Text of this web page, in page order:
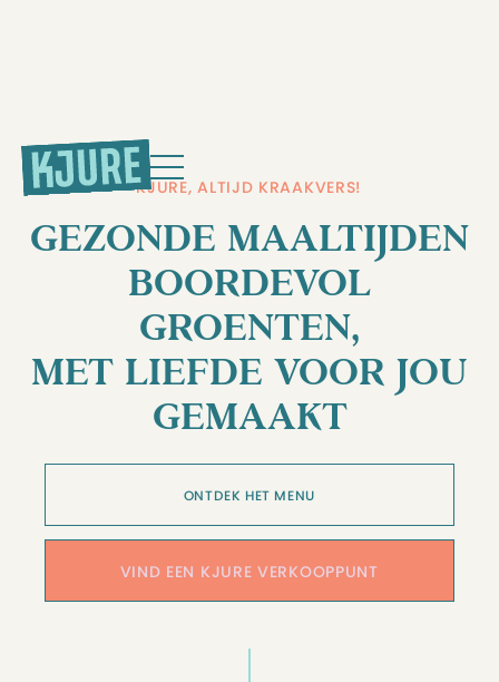
KJURE, ALTIJD KRAAKVERS!
GEZONDE MAALTIJDEN
BOORDEVOL
GROENTEN,
MET LIEFDE VOOR JOU
GEMAAKT
ONTDEK HET MENU
VIND EEN KJURE VERKOOPPUNT